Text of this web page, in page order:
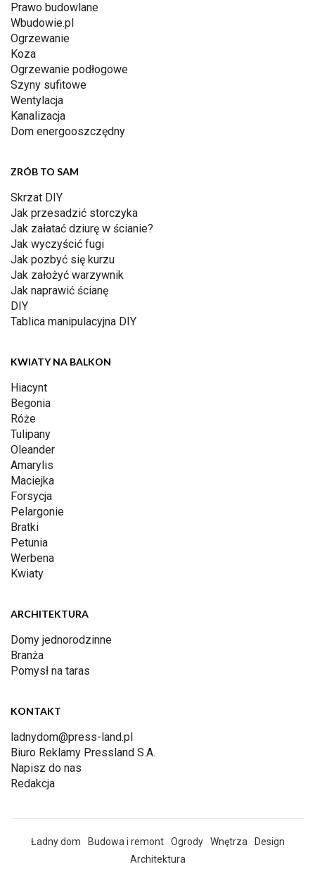
Prawo budowlane
Wbudowie.pl
Ogrzewanie
Koza
Ogrzewanie podłogowe
Szyny sufitowe
Wentylacja
Kanalizacja
Dom energooszczędny
ZRÓB TO SAM
Skrzat DIY
Jak przesadzić storczyka
Jak załatać dziurę w ścianie?
Jak wyczyścić fugi
Jak pozbyć się kurzu
Jak założyć warzywnik
Jak naprawić ścianę
DIY
Tablica manipulacyjna DIY
KWIATY NA BALKON
Hiacynt
Begonia
Róże
Tulipany
Oleander
Amarylis
Maciejka
Forsycja
Pelargonie
Bratki
Petunia
Werbena
Kwiaty
ARCHITEKTURA
Domy jednorodzinne
Branża
Pomysł na taras
KONTAKT
ladnydom@press-land.pl
Biuro Reklamy Pressland S.A.
Napisz do nas
Redakcja
Ładny dom Budowa i remont Ogrody Wnętrza
Design
Architektura